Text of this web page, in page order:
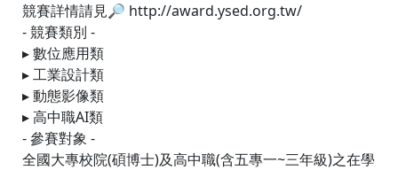
競賽詳情請見🔎 http://award.ysed.org.tw/
- 競賽類別 -
▸ 數位應用類
▸ 工業設計類
▸ 動態影像類
▸ 高中職AI類
- 參賽對象 -
全國大專校院(碩博士)及高中職(含五專一~三年級)之在學